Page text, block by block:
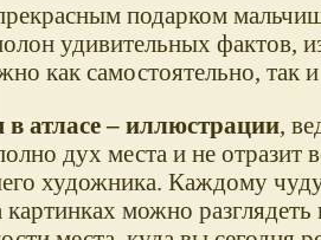
подарком
удивительных фактов,
как самостоятельно, так
в атласе – иллюстрации,
дух места и не отразит
художника. Каждому
картинках можно